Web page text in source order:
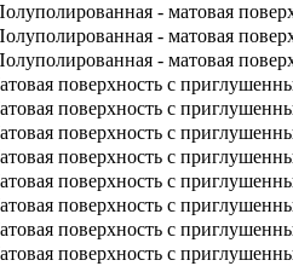
- матовая
- матовая
- матовая
поверхность с
поверхность с
поверхность с
поверхность с
поверхность с
поверхность с
поверхность с
поверхность с